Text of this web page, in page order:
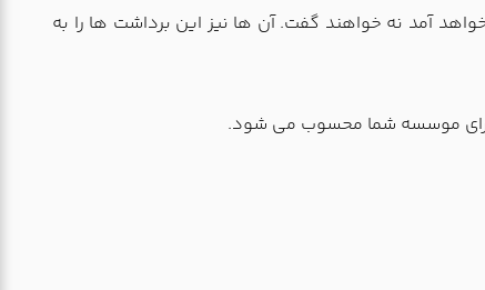
آمد نه خواهند گفت. آن ها نیز این برداشت ها را به
برای موسسه شما محسوب می شود.